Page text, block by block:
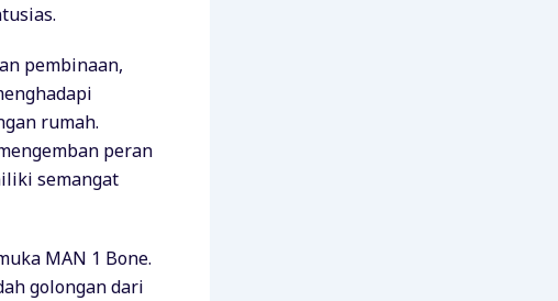
pembinaan,
rumah.
peran
semangat
MAN 1 Bone.
golongan dari